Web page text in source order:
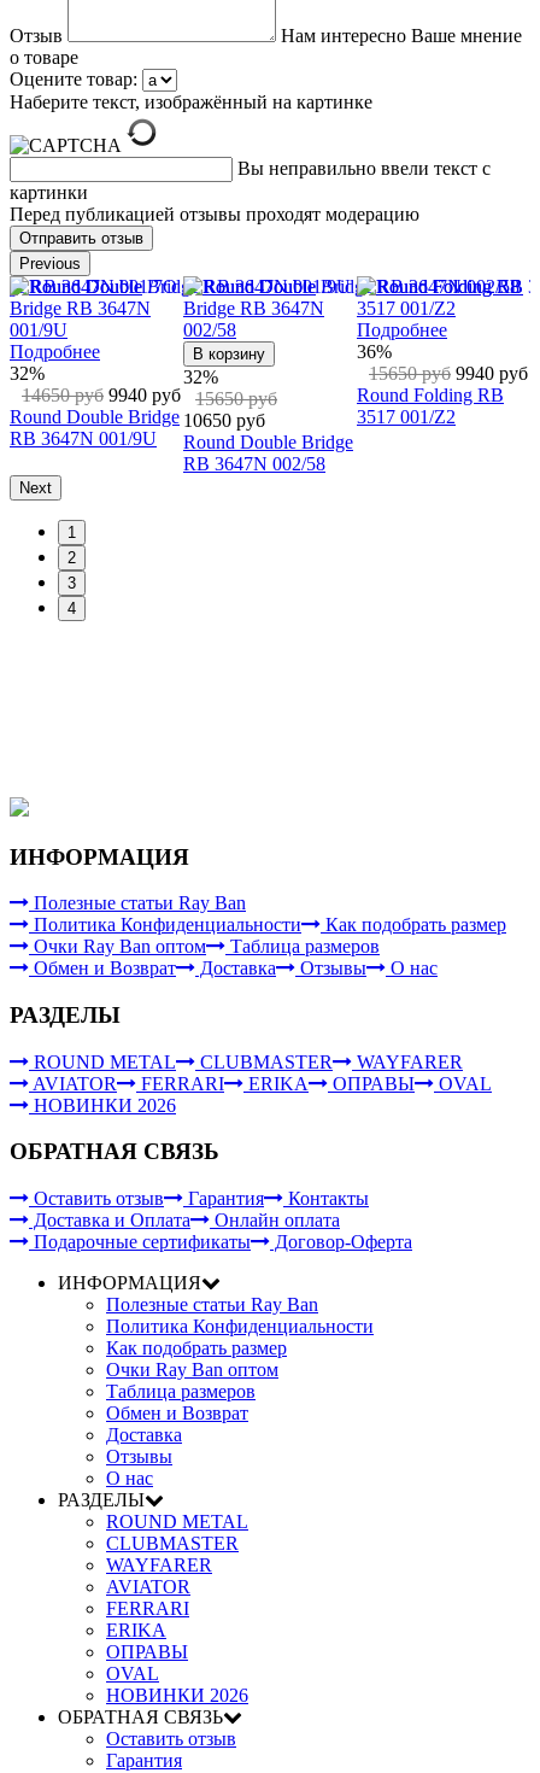
Отзыв
Нам интересно Ваше мнение
о товаре
Оцените товар:
Наберите текст, изображённый на картинке
Вы неправильно ввели текст с
картинки
Перед публикацией отзывы проходят модерацию
Previous
руб
Bridge
Подробнее
15650 руб9940 руб
Round Folding RB
3517 001/Z2
Подробнее
14650 руб8950 руб
Oval Flat Lenses RB
3547N 001/93
13650
Ray-Ban
Next
1
2
3
4
ИНФОРМАЦИЯ
Полезные статьи Ray Ban
Политика Конфиденциальности
Как подобрать размер
Очки Ray Ban оптом
Таблица размеров
Обмен и Возврат
Доставка Отзывы О нас
РАЗДЕЛЫ
ROUND METAL CLUBMASTER
WAYFARER
AVIATOR
FERRARI ERIKA ОПРАВЫ
OVAL
НОВИНКИ 2026
ОБРАТНАЯ СВЯЗЬ
Оставить отзыв Гарантия
Контакты
Доставка и Оплата
Онлайн оплата
Подарочные сертификаты
Договор-Оферта
ИНФОРМАЦИЯ
Полезные статьи Ray Ban
Политика Конфиденциальности
Как подобрать размер
Очки Ray Ban оптом
Таблица размеров
Обмен и Возврат
Доставка
Отзывы
О нас
РАЗДЕЛЫ
ROUND METAL
CLUBMASTER
WAYFARER
AVIATOR
FERRARI
ERIKA
ОПРАВЫ
OVAL
НОВИНКИ 2026
ОБРАТНАЯ СВЯЗЬ
Оставить отзыв
Гарантия